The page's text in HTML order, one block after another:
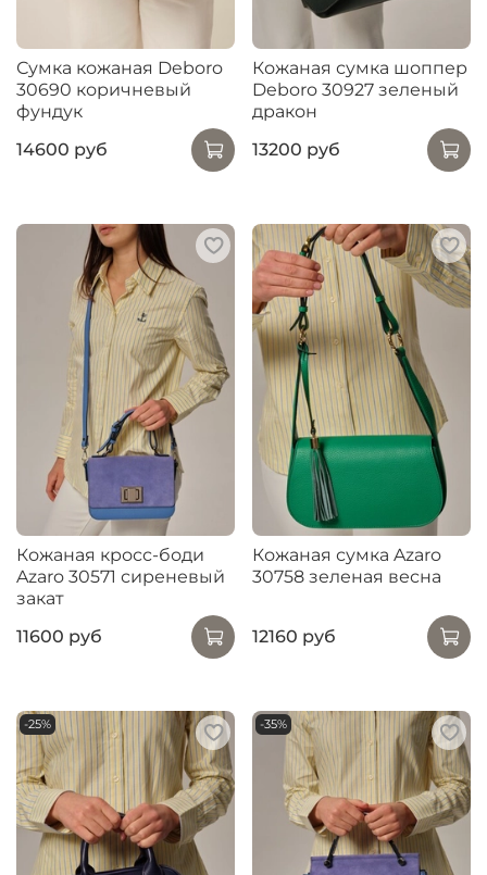
Сумка кожаная Deboro
30690 коричневый
фундук
14600 руб
Кожаная сумка шоппер
Deboro 30927 зеленый
дракон
13200 руб
Кожаная кросс-боди
Azaro 30571 сиреневый
закат
11600 руб
Кожаная сумка Azaro
30758 зеленая весна
12160 руб
-25% -35%